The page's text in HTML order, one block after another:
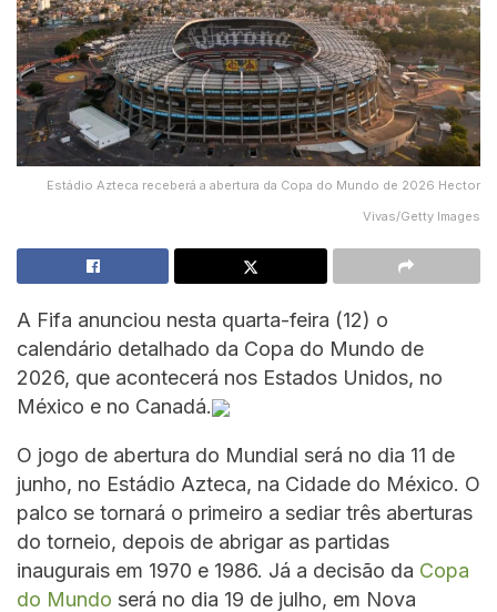
Estádio Azteca receberá a abertura da Copa do Mundo de 2026 Hector
Vivas/Getty Images
A Fifa anunciou nesta quarta-feira (12) o
calendário detalhado da Copa do Mundo de
2026, que acontecerá nos Estados Unidos, no
México e no Canadá.
O jogo de abertura do Mundial será no dia 11 de
junho, no Estádio Azteca, na Cidade do México. O
palco se tornará o primeiro a sediar três aberturas
do torneio, depois de abrigar as partidas
inaugurais em 1970 e 1986. Já a decisão da Copa
do Mundo será no dia 19 de julho, em Nova